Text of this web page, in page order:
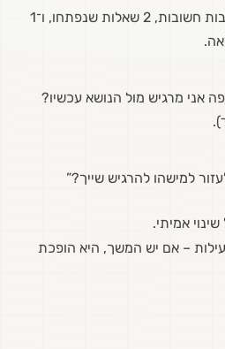
כל תלמיד כותב 3 מחשבות חשובות, 2 שאלות שנפתחו, ו־1
אני מרגיש מול הנושא עכשיו?
למישהו להרגיש שייך?”
אמיתי.
– אם יש המשך, היא הופכת